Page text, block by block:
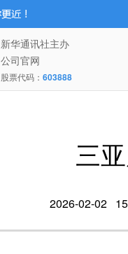
新华通讯社主办
公司官网
股票代码： 603888
三
2026-02-02